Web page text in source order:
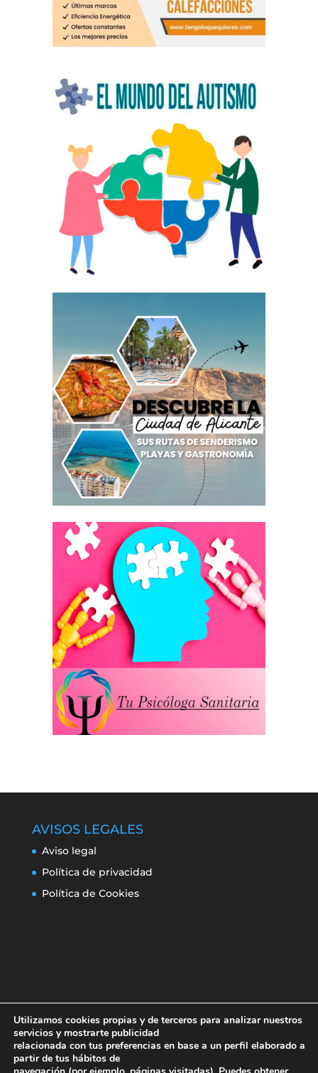
AVISOS LEGALES
Aviso legal
Política de privacidad
Política de Cookies
Utilizamos cookies propias y de terceros para analizar nuestros
servicios y mostrarte publicidad
relacionada con tus preferencias en base a un perfil elaborado a
partir de tus hábitos de